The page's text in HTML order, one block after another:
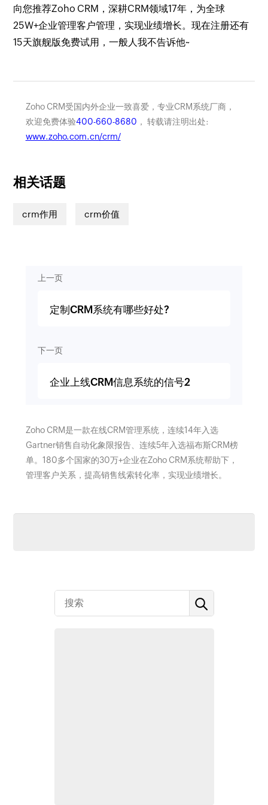
向您推荐Zoho CRM，深耕CRM领域17年，为全球
25W+企业管理客户管理，实现业绩增长。现在注册还有
15天旗舰版免费试用，一般人我不告诉他~
Zoho CRM受国内外企业一致喜爱，专业CRM系统厂商，
欢迎免费体验400-660-8680 ， 转载请注明出处:
www.zoho.com.cn/crm/
相关话题
crm作用 crm价值
上一页
定制CRM系统有哪些好处?
下一页
企业上线CRM信息系统的信号2
Zoho CRM是一款在线CRM管理系统，连续14年入选
Gartner销售自动化象限报告、连续5年入选福布斯CRM榜
单。180多个国家的30万+企业在Zoho CRM系统帮助下，
管理客户关系，提高销售线索转化率，实现业绩增长。